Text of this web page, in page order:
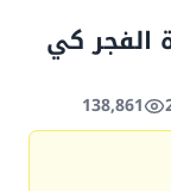
الفجر كي
138,861